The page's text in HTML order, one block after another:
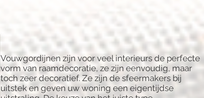
Vouwgordijnen zijn voor veel interieurs de perfecte
vorm van raamdecoratie, ze zijn eenvoudig, maar
toch zeer decoratief. Ze zijn de sfeermakers bij
uitstek en geven uw woning een eigentijdse